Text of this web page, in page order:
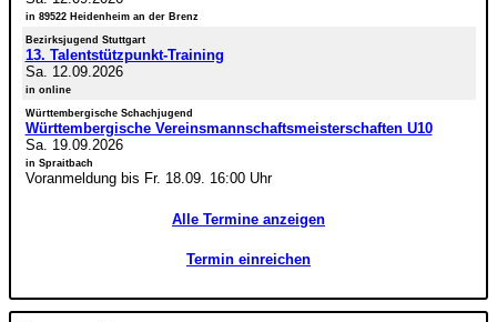
in 89522 Heidenheim an der Brenz
Bezirksjugend Stuttgart
13. Talentstützpunkt-Training
Sa. 12.09.2026
in online
Württembergische Schachjugend
Württembergische Vereinsmannschaftsmeisterschaften U10
Sa. 19.09.2026
in Spraitbach
Voranmeldung bis Fr. 18.09. 16:00 Uhr
Alle Termine anzeigen
Termin einreichen